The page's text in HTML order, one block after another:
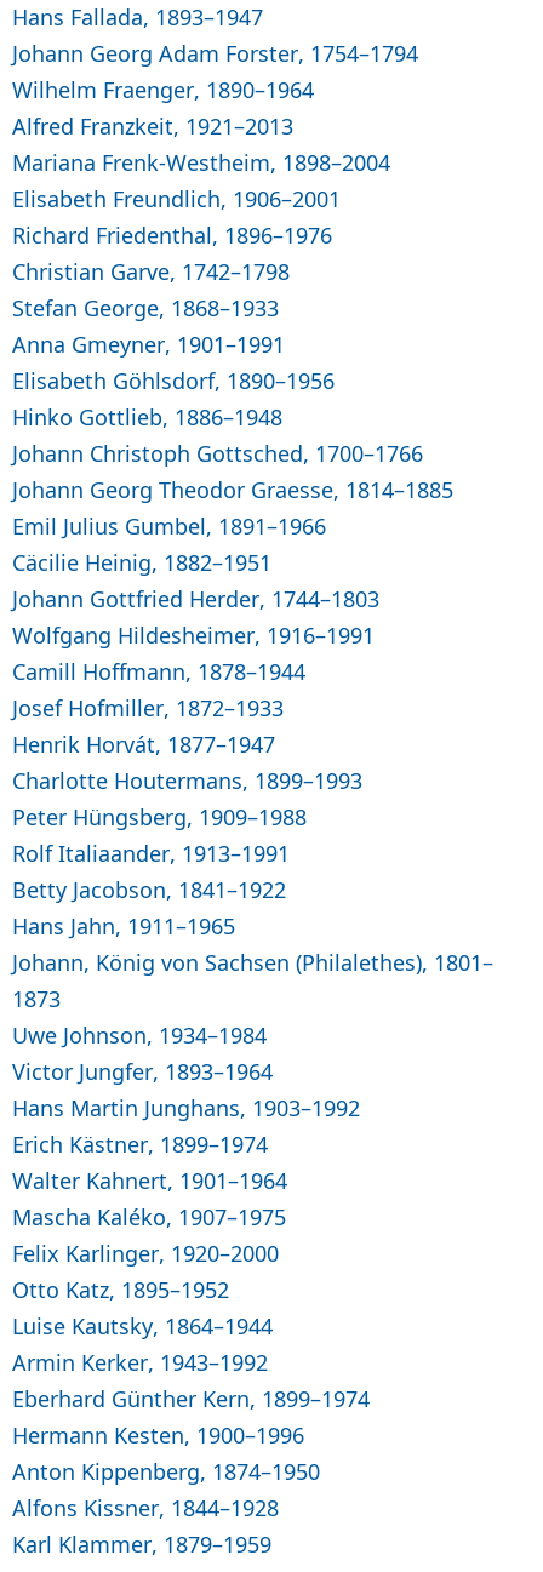
Hans Fallada, 1893–1947
Johann Georg Adam Forster, 1754–1794
Wilhelm Fraenger, 1890–1964
Alfred Franzkeit, 1921–2013
Mariana Frenk-Westheim, 1898–2004
Elisabeth Freundlich, 1906–2001
Richard Friedenthal, 1896–1976
Christian Garve, 1742–1798
Stefan George, 1868–1933
Anna Gmeyner, 1901–1991
Elisabeth Göhlsdorf, 1890–1956
Hinko Gottlieb, 1886–1948
Johann Christoph Gottsched, 1700–1766
Johann Georg Theodor Graesse, 1814–1885
Emil Julius Gumbel, 1891–1966
Cäcilie Heinig, 1882–1951
Johann Gottfried Herder, 1744–1803
Wolfgang Hildesheimer, 1916–1991
Camill Hoffmann, 1878–1944
Josef Hofmiller, 1872–1933
Henrik Horvát, 1877–1947
Charlotte Houtermans, 1899–1993
Peter Hüngsberg, 1909–1988
Rolf Italiaander, 1913–1991
Betty Jacobson, 1841–1922
Hans Jahn, 1911–1965
Johann, König von Sachsen (Philalethes), 1801–
1873
Uwe Johnson, 1934–1984
Victor Jungfer, 1893–1964
Hans Martin Junghans, 1903–1992
Erich Kästner, 1899–1974
Walter Kahnert, 1901–1964
Mascha Kaléko, 1907–1975
Felix Karlinger, 1920–2000
Otto Katz, 1895–1952
Luise Kautsky, 1864–1944
Armin Kerker, 1943–1992
Eberhard Günther Kern, 1899–1974
Hermann Kesten, 1900–1996
Anton Kippenberg, 1874–1950
Alfons Kissner, 1844–1928
Karl Klammer, 1879–1959